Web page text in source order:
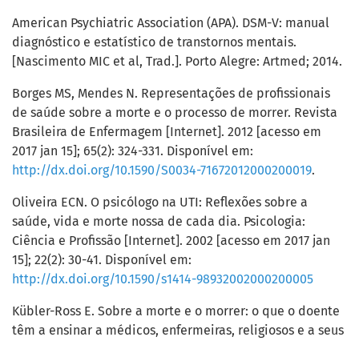
American Psychiatric Association (APA). DSM-V: manual
diagnóstico e estatístico de transtornos mentais.
[Nascimento MIC et al, Trad.]. Porto Alegre: Artmed; 2014.
Borges MS, Mendes N. Representações de profissionais
de saúde sobre a morte e o processo de morrer. Revista
Brasileira de Enfermagem [Internet]. 2012 [acesso em
2017 jan 15]; 65(2): 324-331. Disponível em:
http://dx.doi.org/10.1590/S0034-71672012000200019.
Oliveira ECN. O psicólogo na UTI: Reflexões sobre a
saúde, vida e morte nossa de cada dia. Psicologia:
Ciência e Profissão [Internet]. 2002 [acesso em 2017 jan
15]; 22(2): 30-41. Disponível em:
http://dx.doi.org/10.1590/s1414-98932002000200005
Kübler-Ross E. Sobre a morte e o morrer: o que o doente
têm a ensinar a médicos, enfermeiras, religiosos e a seus